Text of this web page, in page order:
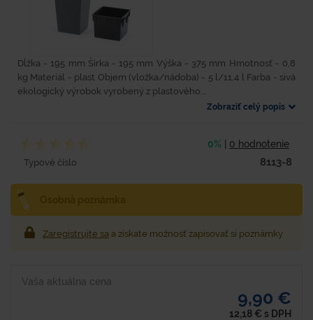
Dĺžka - 195 mm Šírka - 195 mm Výška - 375 mm Hmotnosť - 0,8
kg Materiál - plast Objem (vložka/nádoba) - 5 l/11,4 l Farba - sivá
ekologický výrobok vyrobený z plastového...
Zobraziť celý popis
0% 0 hodnotenie
Typové číslo 8113-8
Zaregistrujte sa a získate možnosť zapisovať si poznámky
Vaša aktuálna cena
9,90 €
12,18 € s DPH